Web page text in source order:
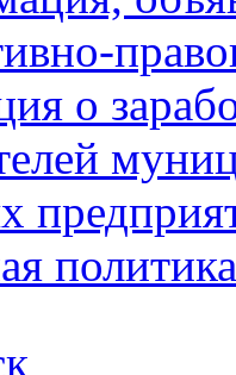
о
политика